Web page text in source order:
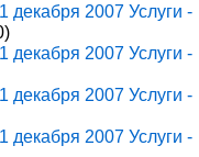
2007 Услуги -
2007 Услуги -
2007 Услуги -
2007 Услуги -